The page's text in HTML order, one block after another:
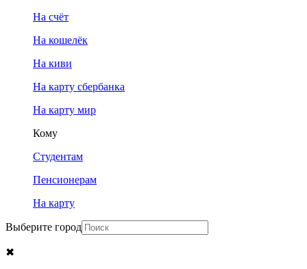
На счёт
На кошелёк
На киви
На карту сбербанка
На карту мир
Кому
Студентам
Пенсионерам
На карту
Выберите город
✖